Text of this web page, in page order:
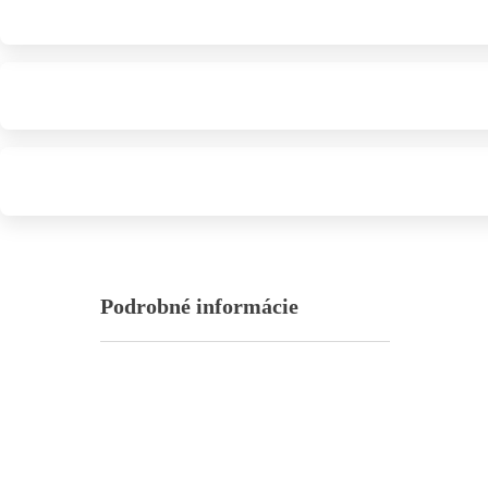
Podrobné informácie